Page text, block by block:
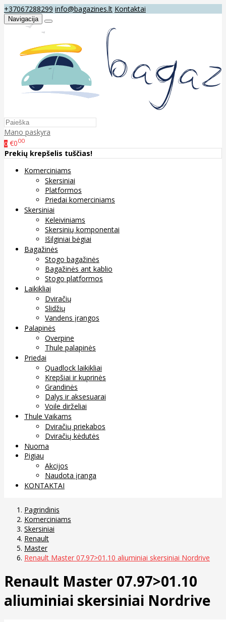
+37067288299 info@bagazines.lt Kontaktai
Navigacija
Mano paskyra
0 €000
Prekių krepšelis tuščias!
Komerciniams
Skersiniai
Platformos
Priedai komerciniams
Skersiniai
Keleiviniams
Skersinių komponentai
Išilginiai bėgiai
Bagažinės
Stogo bagažinės
Bagažinės ant kablio
Stogo platformos
Laikikliai
Dviračių
Slidžių
Vandens įrangos
Palapinės
Overpine
Thule palapinės
Priedai
Quadlock laikikliai
Krepšiai ir kuprinės
Grandinės
Dalys ir aksesuarai
Voile dirželiai
Thule Vaikams
Dviračių priekabos
Dviračių kėdutės
Nuoma
Pigiau
Akcijos
Naudota įranga
KONTAKTAI
Pagrindinis
Komerciniams
Skersiniai
Renault
Master
Renault Master 07.97>01.10 aliuminiai skersiniai Nordrive
Renault Master 07.97>01.10
aliuminiai skersiniai Nordrive